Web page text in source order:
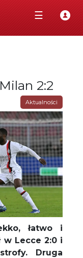
☰
2:2
Aktualności
łatwo i
w Lecce 2:0 i
Druga